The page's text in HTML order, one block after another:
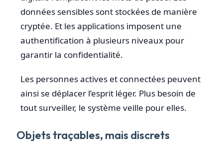
données sensibles sont stockées de manière
cryptée. Et les applications imposent une
authentification à plusieurs niveaux pour
garantir la confidentialité.
Les personnes actives et connectées peuvent
ainsi se déplacer l’esprit léger. Plus besoin de
tout surveiller, le système veille pour elles.
Objets traçables, mais discrets